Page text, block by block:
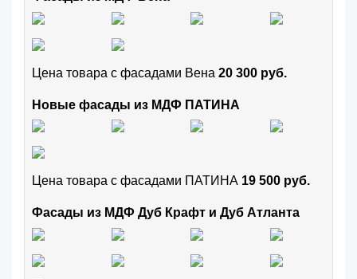
Цена товара с фасадами Вена 20 300 руб.
Новые фасады из МДФ ПАТИНА
Цена товара с фасадами ПАТИНА 19 500 руб.
Фасады из МДФ Дуб Крафт и Дуб Атланта